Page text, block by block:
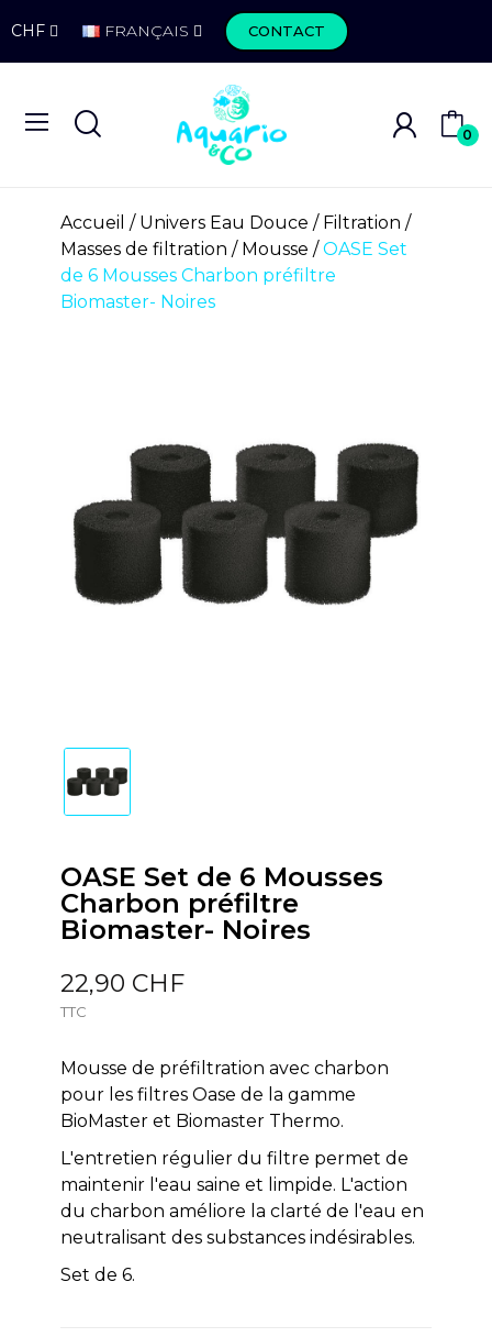
CHF FRANÇAIS CONTACT
0
Accueil Univers Eau Douce
Filtration
Masses de filtration
Mousse
OASE Set
de 6 Mousses Charbon préfiltre
Biomaster- Noires
OASE Set de 6 Mousses
Charbon préfiltre
Biomaster- Noires
22,90 CHF
TTC
Mousse de préfiltration avec charbon
pour les filtres Oase de la gamme
BioMaster et Biomaster Thermo.
L'entretien régulier du filtre permet de
maintenir l'eau saine et limpide. L'action
du charbon améliore la clarté de l'eau en
neutralisant des substances indésirables.
Set de 6.